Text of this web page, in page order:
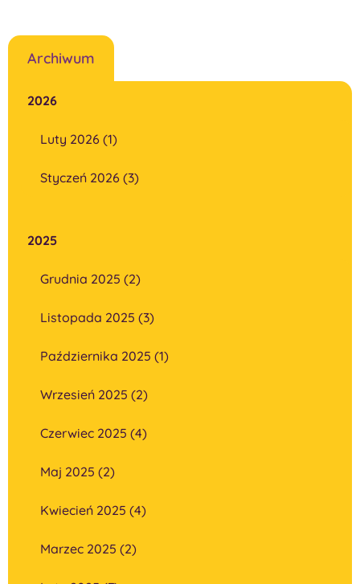
Archiwum
2026
Luty 2026 (1)
Styczeń 2026 (3)
2025
Grudnia 2025 (2)
Listopada 2025 (3)
Października 2025 (1)
Wrzesień 2025 (2)
Czerwiec 2025 (4)
Maj 2025 (2)
Kwiecień 2025 (4)
Marzec 2025 (2)